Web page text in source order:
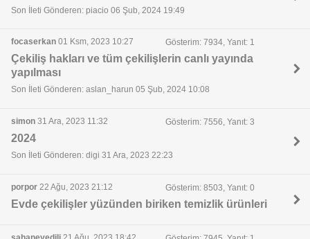
Son İleti Gönderen: piacio 06 Şub, 2024 19:49
focaserkan 01 Ksm, 2023 10:27 Gösterim: 7934, Yanıt: 1
Çekiliş hakları ve tüm çekilişlerin canlı yayında
yapılması
Son İleti Gönderen: aslan_harun 05 Şub, 2024 10:08
simon 31 Ara, 2023 11:32 Gösterim: 7556, Yanıt: 3
2024
Son İleti Gönderen: digi 31 Ara, 2023 22:23
porpor 22 Ağu, 2023 21:12 Gösterim: 8503, Yanıt: 0
Evde çekilişler yüzünden biriken temizlik ürünleri